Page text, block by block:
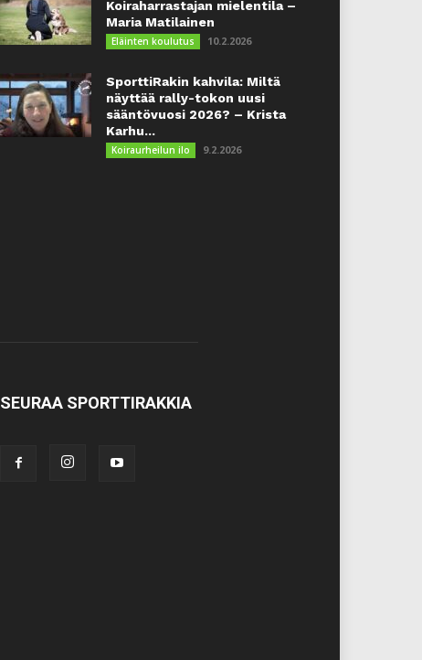
Koiraharrastajan mielentila –
Maria Matilainen
Eläinten koulutus 10.2.2026
SporttiRakin kahvila: Miltä
näyttää rally-tokon uusi
sääntövuosi 2026? – Krista
Karhu...
Koiraurheilun ilo 9.2.2026
SEURAA SPORTTIRAKKIA